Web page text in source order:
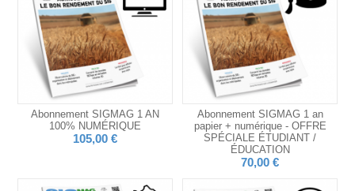
Abonnement SIGMAG 1 AN
100% NUMÉRIQUE
105,00 €
Abonnement SIGMAG 1 an
papier + numérique - OFFRE
SPÉCIALE ÉTUDIANT /
ÉDUCATION
70,00 €